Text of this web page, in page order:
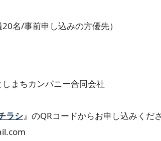
名/事前申し込みの方優先）
まちカンパニー合同会社
ラシ』のQRコードからお申し込みくださ